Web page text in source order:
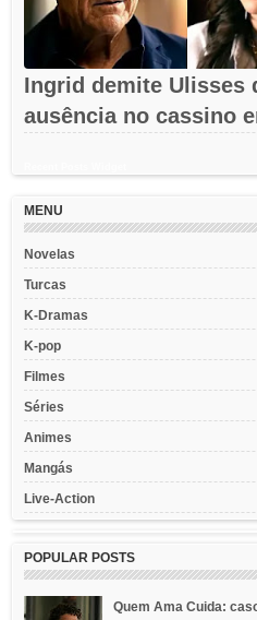
Ingrid demite Ulisses
ausência no cassino
MENU
Novelas
Turcas
K-Dramas
K-pop
Filmes
Séries
Animes
Mangás
Live-Action
POPULAR POSTS
Quem Ama Cuida: